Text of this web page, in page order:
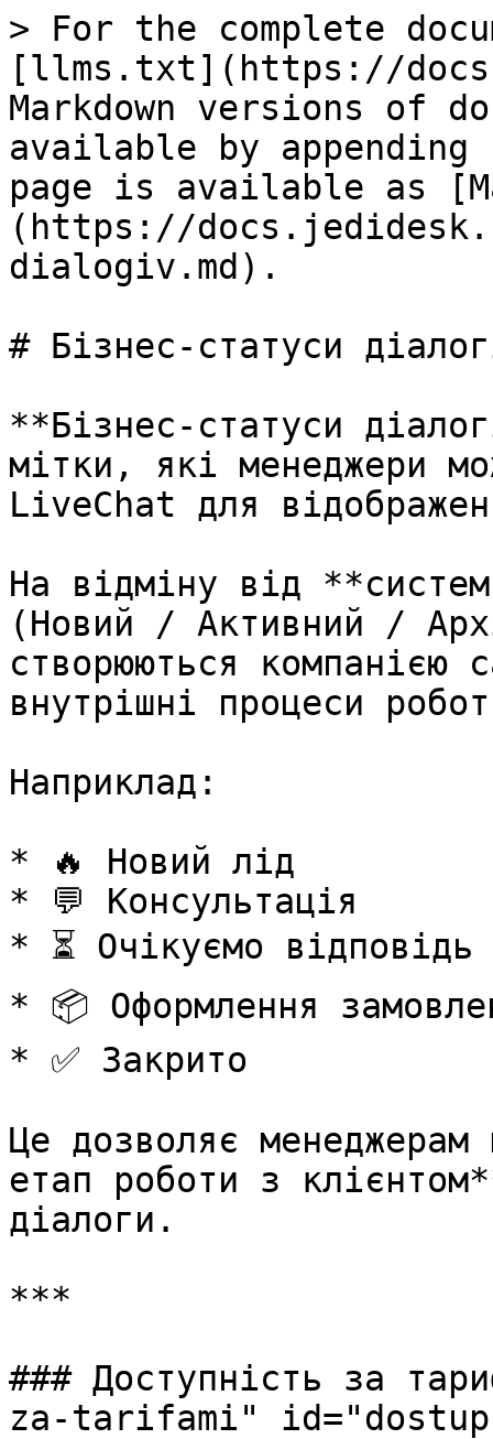
> For the complete
[llms.txt](https://
Markdown versions of
available by
page is available as
(https://
dialogiv.md).
# Бізнес-статуси
**Бізнес-статуси
мітки, які менеджери
LiveChat для
На відміну від
(Новий / Активний /
створюються компанією
внутрішні процеси
Наприклад:
* 🔥 Новий лід
* 💬 Консультація
* ⏳ Очікуємо відповідь
* 📦 Оформлення
* ✅ Закрито
Це дозволяє
етап роботи з
діалоги.
***
### Доступність за
za-tarifami"